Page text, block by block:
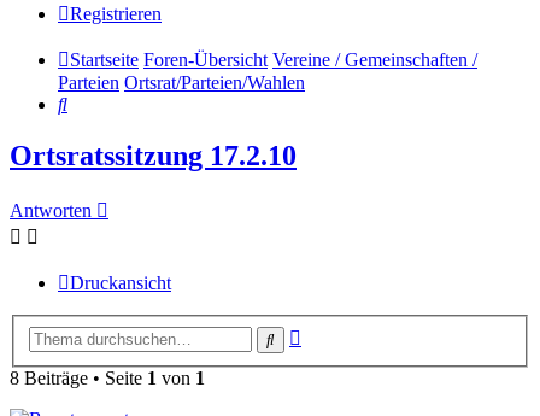
Registrieren
Startseite Foren-Übersicht Vereine / Gemeinschaften /
Parteien Ortsrat/Parteien/Wahlen
Suche
Ortsratssitzung 17.2.10
Antworten
Druckansicht
Suche
8 Beiträge • Seite 1 von 1